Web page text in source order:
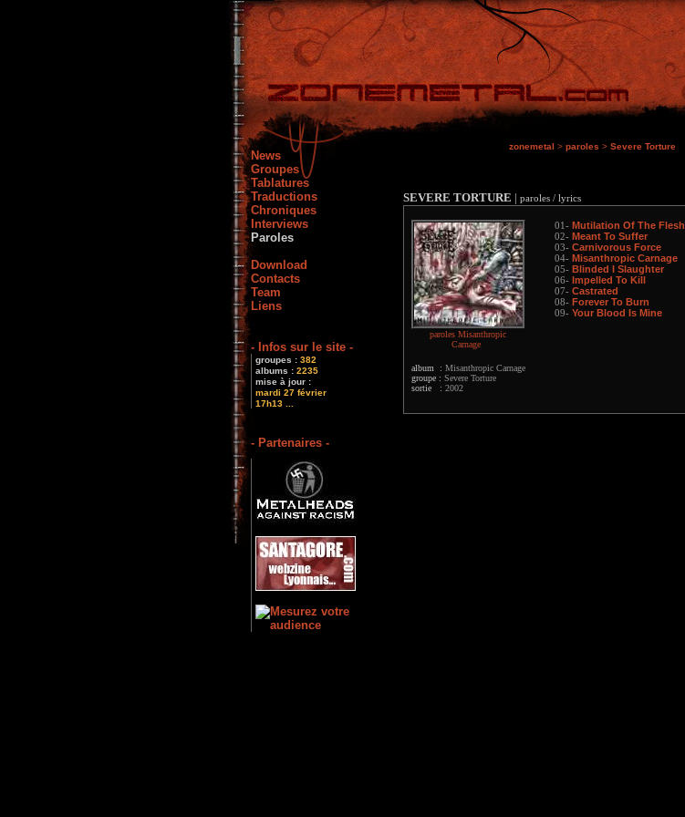
News
Groupes
Tablatures
Traductions
Chroniques
Interviews
Paroles
Download
Contacts
Team
Liens
- Infos sur le site -
groupes : 382
albums : 2235
mise à jour :
mardi 27 février
17h13 ...
- Partenaires -
zonemetal > paroles > Severe Torture
SEVERE TORTURE | paroles / lyrics
paroles Misanthropic
Carnage
album : Misanthropic Carnage
groupe : Severe Torture
sortie : 2002
01- Mutilation Of The Flesh
02- Meant To Suffer
03- Carnivorous Force
04- Misanthropic Carnage
05- Blinded I Slaughter
06- Impelled To Kill
07- Castrated
08- Forever To Burn
09- Your Blood Is Mine